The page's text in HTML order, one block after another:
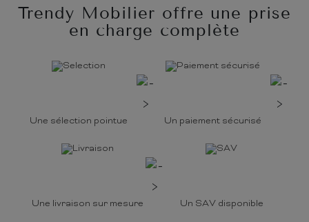
Trendy Mobilier offre une prise
en charge complète
Une sélection pointue Un paiement sécurisé
Une livraison sur mesure Un SAV disponible